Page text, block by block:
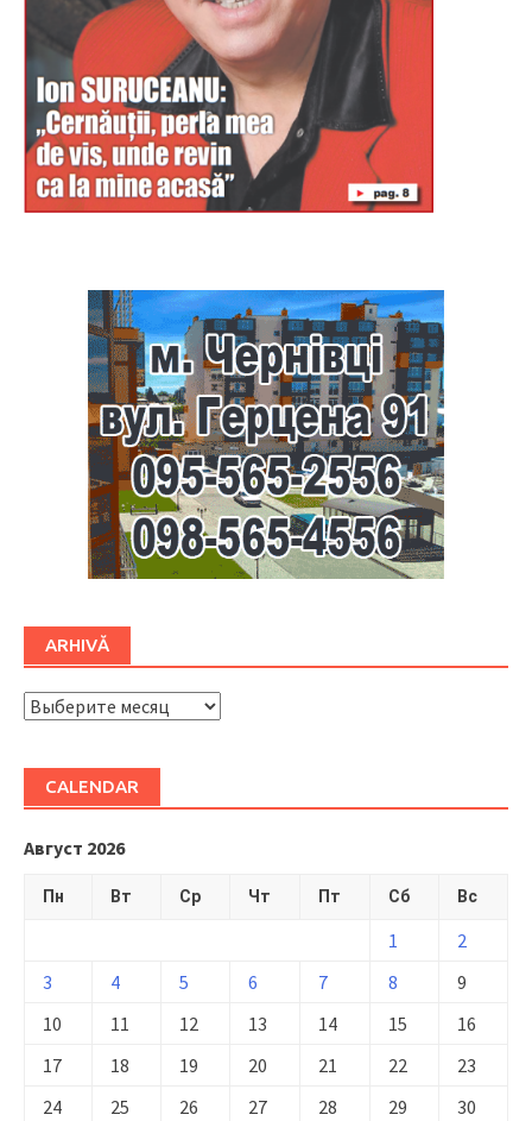
ARHIVĂ
ARHIVĂ
CALENDAR
Август 2026
Пн Вт Ср Чт Пт Сб Вс
1
2
3
4 5 6 7 8
9
10
11 12 13 14 15
16
17
18 19 20 21 22
23
24
25 26 27 28 29
30